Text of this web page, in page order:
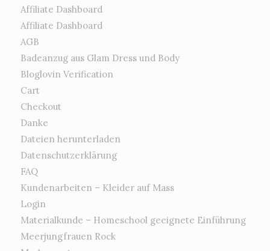
Affiliate Dashboard
Affiliate Dashboard
AGB
Badeanzug aus Glam Dress und Body
Bloglovin Verification
Cart
Checkout
Danke
Dateien herunterladen
Datenschutzerklärung
FAQ
Kundenarbeiten – Kleider auf Mass
Login
Materialkunde – Homeschool geeignete Einführung
Meerjungfrauen Rock